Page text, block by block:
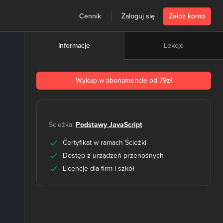
Cennik Zaloguj się Załóż konto
Informacje Lekcje
Wykup w abonamencie od 79zł
Ścieżka: Podstawy JavaScript
Certyfikat w ramach Ścieżki
Dostęp z urządzeń przenośnych
Licencje dla firm i szkół